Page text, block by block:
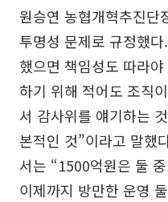
원승연 농협개혁추진단
투명성 문제로 규정했
했으면 책임성도 따라
하기 위해 적어도 조직
서 감사위를 얘기하는
본적인 것”이라고 말했
서는 “1500억원은 둘
이제까지 방만한 운영